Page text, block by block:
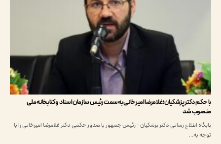
دکتر پزشکیان؛ غلامرضا امیرخانی به سمت رئیس سازمان اسناد و کتابخانه ملی
شد
اطلاع‌ رسانی دکتر پزشکیان - رئیس جمهور با صدور حکمی دکتر غلامرضا امیرخانی را با